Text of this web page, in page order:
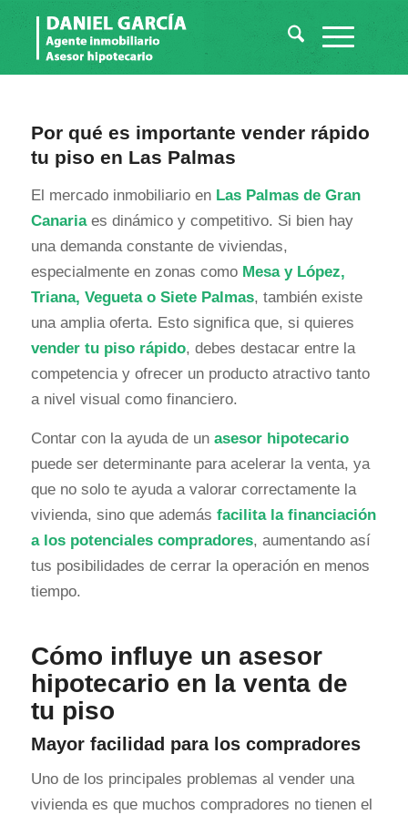
Por qué es importante vender rápido
tu piso en Las Palmas
El mercado inmobiliario en Las Palmas de Gran
Canariaes dinámico y competitivo. Si bien hay
una demanda constante de viviendas,
especialmente en zonas como Mesa y López,
Triana, Vegueta o Siete Palmas, también existe
una amplia oferta. Esto significa que, si quieres
vender tu piso rápido, debes destacar entre la
competencia y ofrecer un producto atractivo tanto
a nivel visual como financiero.
Contar con la ayuda de un asesor hipotecario
puede ser determinante para acelerar la venta, ya
que no solo te ayuda a valorar correctamente la
vivienda, sino que además facilita la financiación
a los potenciales compradores, aumentando así
tus posibilidades de cerrar la operación en menos
tiempo.
Cómo influye un asesor
hipotecario en la venta de
tu piso
Mayor facilidad para los compradores
Uno de los principales problemas al vender una
vivienda es que muchos compradores no tienen el